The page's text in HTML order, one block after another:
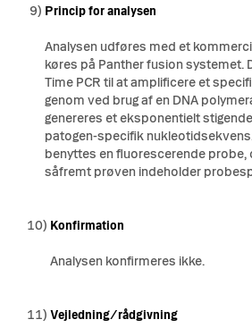
9) Princip for analysen
Analysen udføres med et
køres på Panther fusion systemet.
Time PCR til at amplificere et
genom ved brug af en DNA
genereres et eksponentielt
patogen-specifik
benyttes en fluorescerende probe,
såfremt prøven indeholder
10) Konfirmation
Analysen konfirmeres ikke.
11) Vejledning/rådgivning